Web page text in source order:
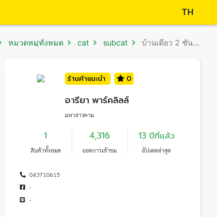
TH
หมวดหมู่ทั้งหมด cat subcat บ้านเดี่ยว 2 ชั้น พร้อมที่ดิน
ร้านค้าแนะนำ 0
อารียา พาร์คลิลล์
มหาสารคาม
1
สินค้าทั้งหมด
4,316
ยอดการเข้าชม
13 ปีที่แล้ว
อัปเดตล่าสุด
043710615
-
-